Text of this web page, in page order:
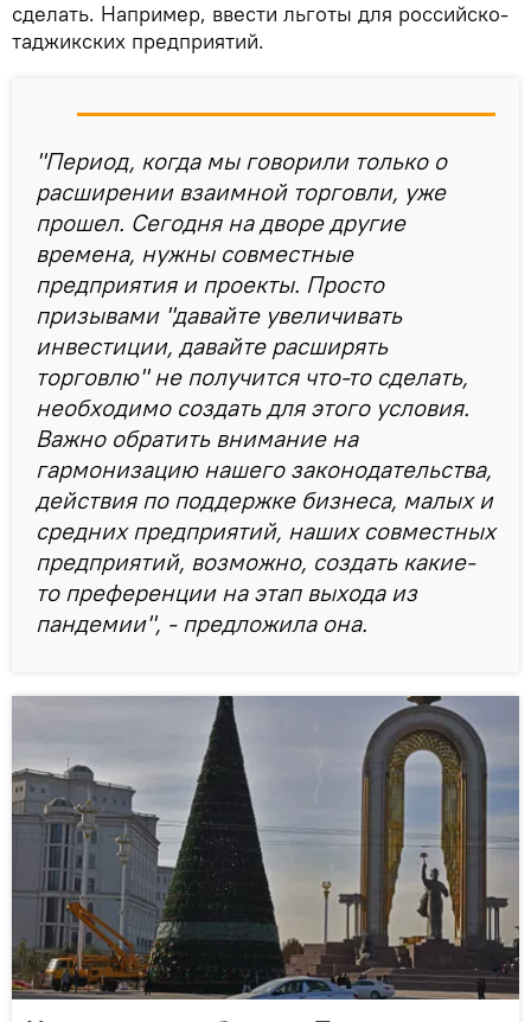
сделать. Например, ввести льготы для российско-
таджикских предприятий.
"Период, когда мы говорили только о
расширении взаимной торговли, уже
прошел. Сегодня на дворе другие
времена, нужны совместные
предприятия и проекты. Просто
призывами "давайте увеличивать
инвестиции, давайте расширять
торговлю" не получится что-то сделать,
необходимо создать для этого условия.
Важно обратить внимание на
гармонизацию нашего законодательства,
действия по поддержке бизнеса, малых и
средних предприятий, наших совместных
предприятий, возможно, создать какие-
то преференции на этап выхода из
пандемии", - предложила она.